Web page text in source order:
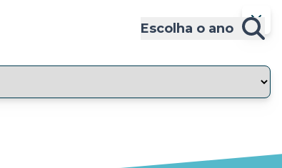
Escolha o ano